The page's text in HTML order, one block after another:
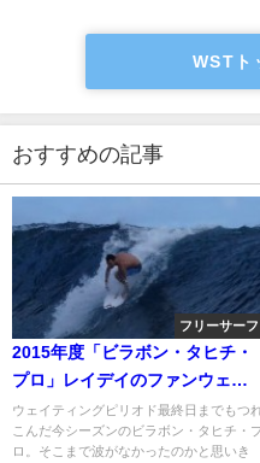
WSTト
おすすめの記事
フリーサーフ
2015年度「ビラボン・タヒチ・
プロ」レイデイのファンウェイ
ブセッション
ウェイティングピリオド最終日までもつれ
こんだ今シーズンのビラボン・タヒチ・
ロ。そこまで波がなかったのかと思いき